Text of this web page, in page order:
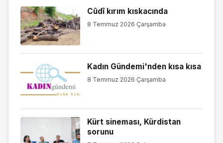
Cûdî kırım kıskacında
8 Temmuz 2026 Çarşamba
Kadın Gündemi'nden kısa kısa
8 Temmuz 2026 Çarşamba
Kürt sineması, Kürdistan
sorunu